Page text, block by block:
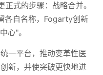
式的步骤：战略合并。
各自名称，Fogarty创新
心"。
一平台，推动变革性医
新，并使突破更快地进